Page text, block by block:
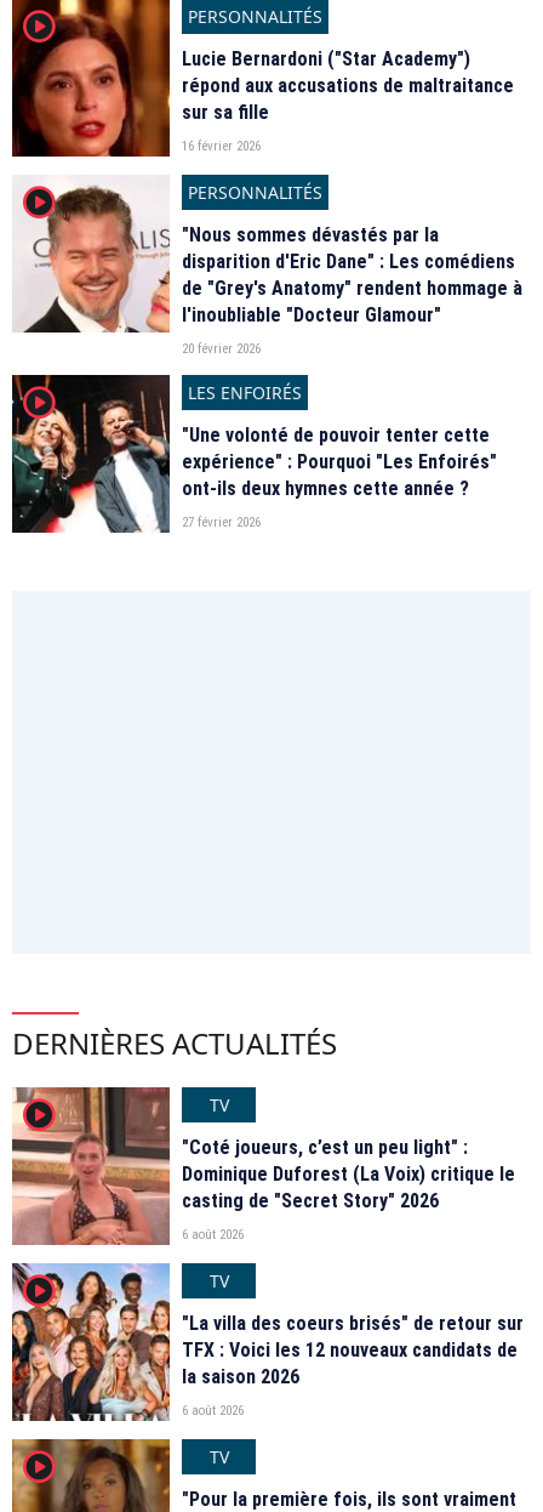
player2
PERSONNALITÉS
Lucie Bernardoni ("Star Academy")
répond aux accusations de maltraitance
sur sa fille
16 février 2026
player2
PERSONNALITÉS
"Nous sommes dévastés par la
disparition d'Eric Dane" : Les comédiens
de "Grey's Anatomy" rendent hommage à
l'inoubliable "Docteur Glamour"
20 février 2026
player2
LES ENFOIRÉS
"Une volonté de pouvoir tenter cette
expérience" : Pourquoi "Les Enfoirés"
ont-ils deux hymnes cette année ?
27 février 2026
DERNIÈRES ACTUALITÉS
player2
TV
"Coté joueurs, c’est un peu light" :
Dominique Duforest (La Voix) critique le
casting de "Secret Story" 2026
6 août 2026
player2
TV
"La villa des coeurs brisés" de retour sur
TFX : Voici les 12 nouveaux candidats de
la saison 2026
6 août 2026
player2
TV
"Pour la première fois, ils sont vraiment